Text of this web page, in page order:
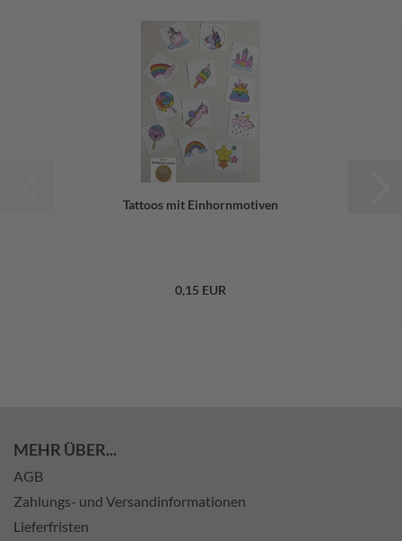
Tattoos mit Einhornmotiven
0,15 EUR
MEHR ÜBER...
AGB
Zahlungs- und Versandinformationen
Lieferfristen